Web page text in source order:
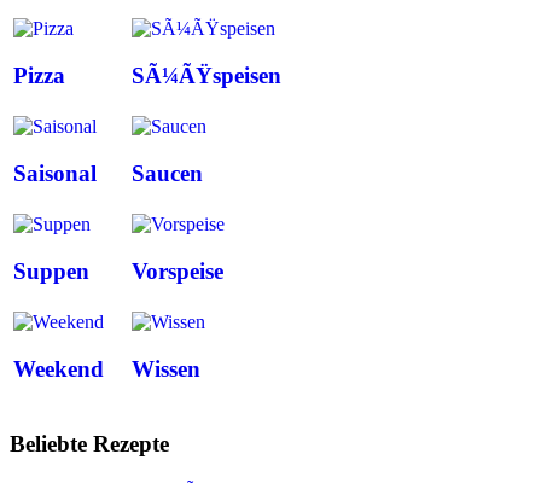
Pizza SÃ¼ÃŸspeisen
Saisonal Saucen
Suppen Vorspeise
Weekend Wissen
Beliebte Rezepte